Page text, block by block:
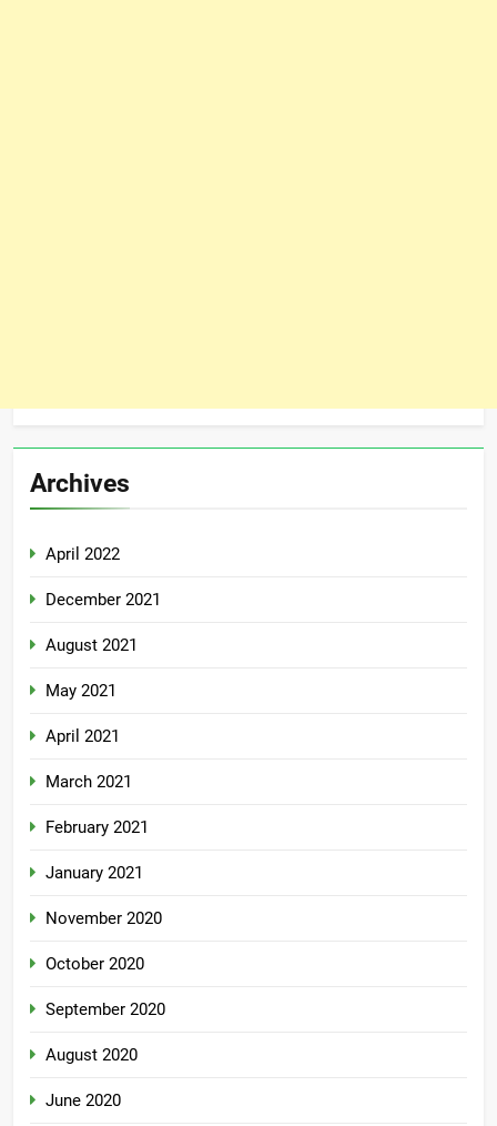
Archives
April 2022
December 2021
August 2021
May 2021
April 2021
March 2021
February 2021
January 2021
November 2020
October 2020
September 2020
August 2020
June 2020